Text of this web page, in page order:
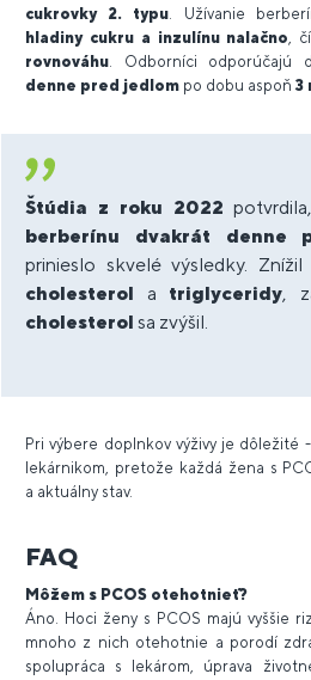
cukrovky 2. typu. Užívanie
hladiny cukru a inzulínu nalačno,
rovnováhu. Odborníci odporúčajú
denne pred jedlom po dobu aspoň3
Štúdia z roku 2022
berberínu dvakrát denne
prinieslo skvelé výsledky. Znížil
cholesterol a triglyceridy,
cholesterol sa zvýšil.
Pri výbere doplnkov výživy je dôležité
lekárnikom, pretože každá žena s
a aktuálny stav.
FAQ
Môžem s PCOS otehotnieť?
Áno. Hoci ženy s PCOS majú vyššie
mnoho z nich otehotnie a porodí
spolupráca s lekárom, úprava